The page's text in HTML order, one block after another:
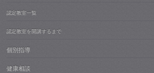
認定教室一覧
認定教室を開講するまで
個別指導
健康相談